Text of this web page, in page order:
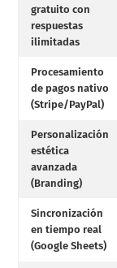
gratuito con
respuestas
ilimitadas
Procesamiento
de pagos nativo
(Stripe/PayPal)
Personalización
estética
avanzada
(Branding)
Sincronización
en tiempo real
(Google Sheets)